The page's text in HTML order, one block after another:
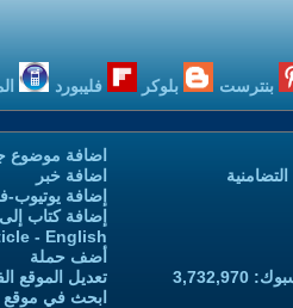
بنترست بلوكر فليبورد
اضافة موضوع
اضافة خبر
إضافة يوتيوب-
إضافة كتاب
- English
أضف حملة
تعديل الموقع
ابحث في موقع